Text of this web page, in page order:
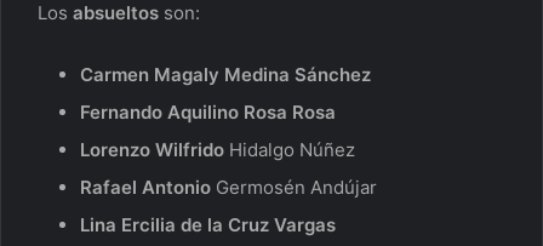
Los absueltos son:
Carmen Magaly Medina Sánchez
Fernando Aquilino Rosa Rosa
Lorenzo Wilfrido Hidalgo Núñez
Rafael Antonio Germosén Andújar
Lina Ercilia de la Cruz Vargas